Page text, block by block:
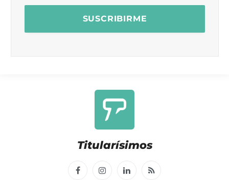
Titularísimos
FacebookInstagramLinkedInRSS